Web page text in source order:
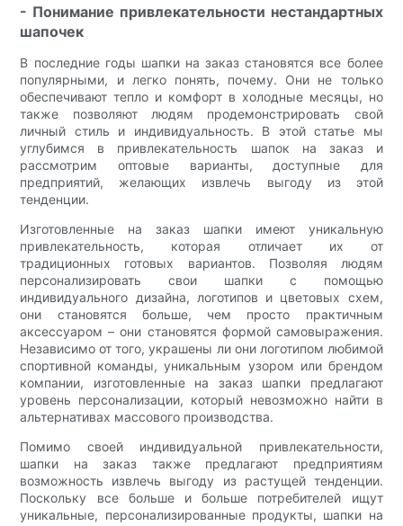
- Понимание привлекательности нестандартных
шапочек
В последние годы шапки на заказ становятся все более
популярными, и легко понять, почему. Они не только
обеспечивают тепло и комфорт в холодные месяцы, но
также позволяют людям продемонстрировать свой
личный стиль и индивидуальность. В этой статье мы
углубимся в привлекательность шапок на заказ и
рассмотрим оптовые варианты, доступные для
предприятий, желающих извлечь выгоду из этой
тенденции.
Изготовленные на заказ шапки имеют уникальную
привлекательность, которая отличает их от
традиционных готовых вариантов. Позволяя людям
персонализировать свои шапки с помощью
индивидуального дизайна, логотипов и цветовых схем,
они становятся больше, чем просто практичным
аксессуаром – они становятся формой самовыражения.
Независимо от того, украшены ли они логотипом любимой
спортивной команды, уникальным узором или брендом
компании, изготовленные на заказ шапки предлагают
уровень персонализации, который невозможно найти в
альтернативах массового производства.
Помимо своей индивидуальной привлекательности,
шапки на заказ также предлагают предприятиям
возможность извлечь выгоду из растущей тенденции.
Поскольку все больше и больше потребителей ищут
уникальные, персонализированные продукты, шапки на